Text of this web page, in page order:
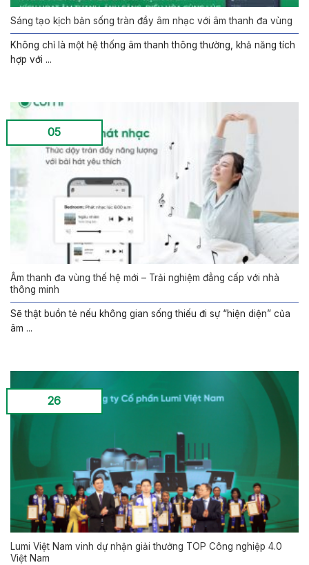
Sáng tạo kịch bản sống tràn đầy âm nhạc với âm thanh đa vùng
Không chỉ là một hệ thống âm thanh thông thường, khả năng tích
hợp với ...
Âm thanh đa vùng thế hệ mới – Trải nghiệm đẳng cấp với nhà
thông minh
Sẽ thật buồn tẻ nếu không gian sống thiếu đi sự “hiện diện” của
âm ...
05
Lumi Việt Nam vinh dự nhận giải thưởng TOP Công nghiệp 4.0
Việt Nam
26